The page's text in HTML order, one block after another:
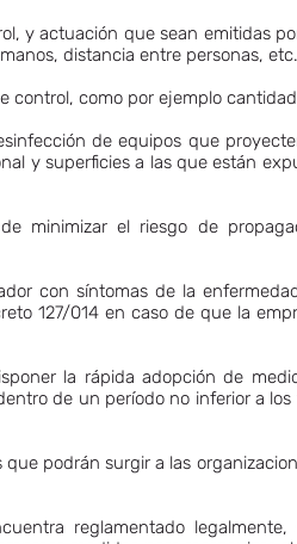
y actuación que sean emitidas
distancia entre personas,
control, como por ejemplo
de equipos que
y superficies a las que están
minimizar el riesgo de
con síntomas de la
127/014 en caso de que la
la rápida adopción de
de un período no inferior a los
podrán surgir a las
reglamentado